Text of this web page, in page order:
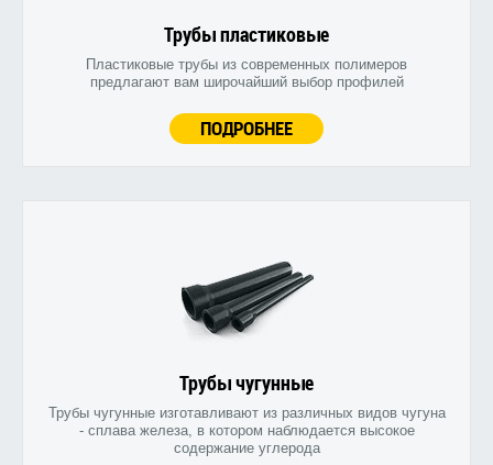
Трубы пластиковые
Пластиковые трубы из современных полимеров
предлагают вам широчайший выбор профилей
ПОДРОБНЕЕ
Трубы чугунные
Трубы чугунные изготавливают из различных видов чугуна
- сплава железа, в котором наблюдается высокое
содержание углерода